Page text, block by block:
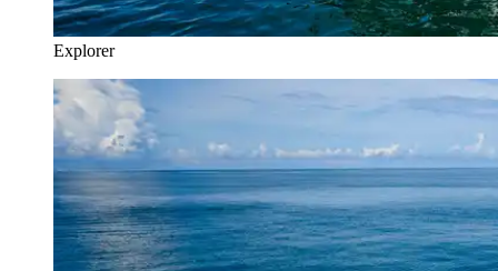
Explorer